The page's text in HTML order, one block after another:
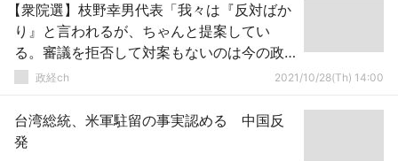
【衆院選】枝野幸男代表「我々は『反対ばか
り』と言われるが、ちゃんと提案してい
る。審議を拒否して対案もないのは今の政
府の方だ」
政経ch 2021/10/28(Th) 14:00
台湾総統、米軍駐留の事実認める 中国反
発